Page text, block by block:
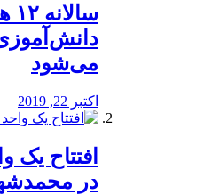
می‌شود
اکتبر 22, 2019
افتتاح
در